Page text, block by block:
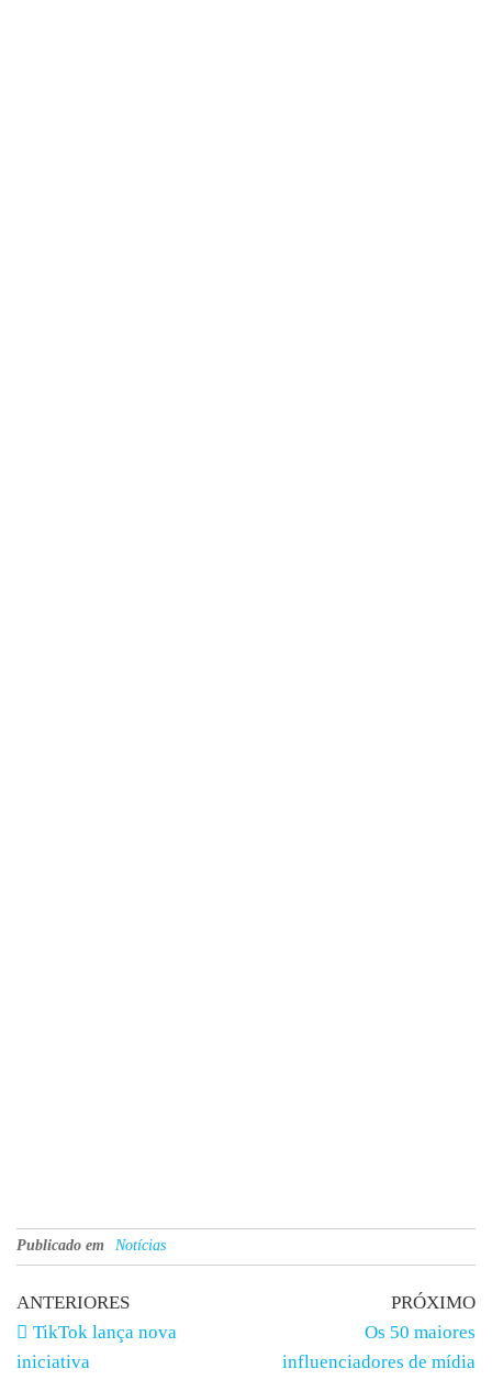
Publicado em Notícias
ANTERIORES
TikTok lança nova
iniciativa
PRÓXIMO
Os 50 maiores
influenciadores de mídia